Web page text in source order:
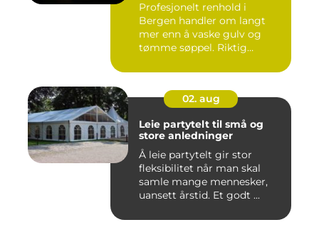
Profesjonelt renhold i
Bergen handler om langt
mer enn å vaske gulv og
tømme søppel. Riktig
02. aug
Leie partytelt til små og
store anledninger
Å leie partytelt gir stor
fleksibilitet når man skal
samle mange mennesker,
uansett årstid. Et godt ...